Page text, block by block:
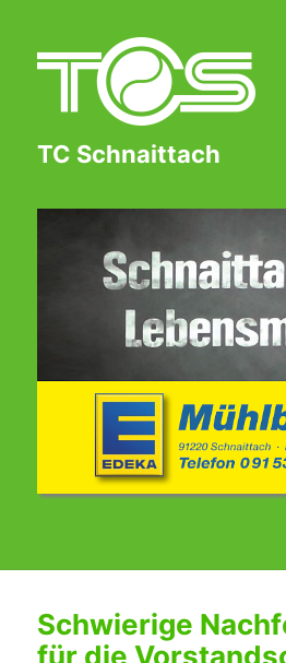
TC Schnaittach
Schwierige
für die